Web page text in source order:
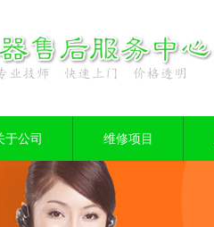
于公司 维修项目